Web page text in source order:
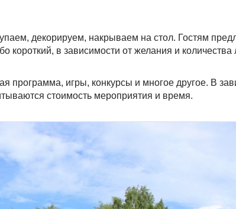
декорируем, накрываем на стол. Гостям
короткий, в зависимости от желания и количества
игры, конкурсы и многое другое. В
стоимость мероприятия и время.